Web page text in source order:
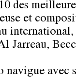
des
et
international,
Jarreau,
navigue avec